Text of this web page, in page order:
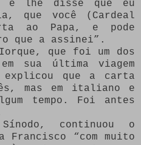
e lhe disse que eu
que você (Cardeal
ao Papa, e pode
que a assinei”.
que foi um dos
sua última viagem
explicou que a carta
mas em italiano e
tempo. Foi antes
Sínodo, continuou o
Francisco “com muito